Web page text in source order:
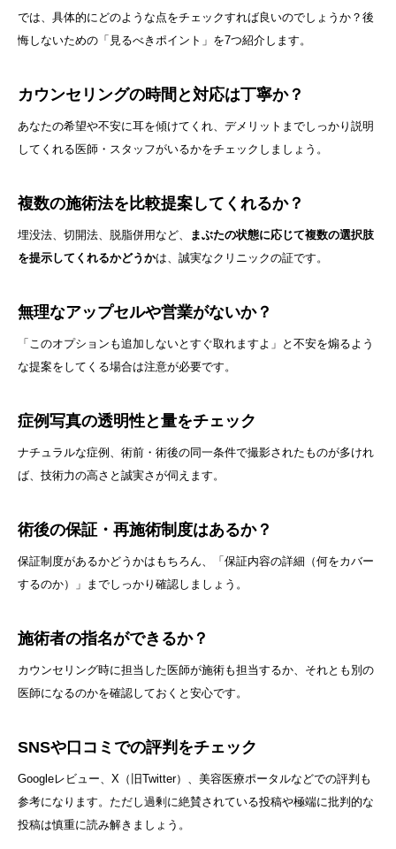
では、具体的にどのような点をチェックすれば良いのでしょうか？後
悔しないための「見るべきポイント」を7つ紹介します。
カウンセリングの時間と対応は丁寧か？
あなたの希望や不安に耳を傾けてくれ、デメリットまでしっかり説明
してくれる医師・スタッフがいるかをチェックしましょう。
複数の施術法を比較提案してくれるか？
埋没法、切開法、脱脂併用など、
まぶたの状態に応じて複数の選択肢
を提示してくれるかどうかは、誠実なクリニックの証です。
無理なアップセルや営業がないか？
「このオプションも追加しないとすぐ取れますよ」と不安を煽るよう
な提案をしてくる場合は注意が必要です。
症例写真の透明性と量をチェック
ナチュラルな症例、術前・術後の同一条件で撮影されたものが多けれ
ば、技術力の高さと誠実さが伺えます。
術後の保証・再施術制度はあるか？
保証制度があるかどうかはもちろん、「保証内容の詳細（何をカバー
するのか）」までしっかり確認しましょう。
施術者の指名ができるか？
カウンセリング時に担当した医師が施術も担当するか、それとも別の
医師になるのかを確認しておくと安心です。
SNSや口コミでの評判をチェック
Googleレビュー、X（旧Twitter）、美容医療ポータルなどでの評判も
参考になります。ただし過剰に絶賛されている投稿や極端に批判的な
投稿は慎重に読み解きましょう。